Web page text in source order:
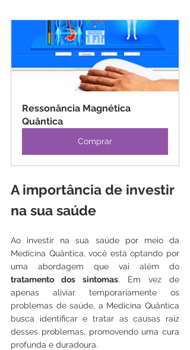
Ressonância Magnética
Quântica
Comprar
A importância de investir
na sua saúde
Ao investir na sua saúde por meio da
Medicina Quântica, você está optando por
tratamento dos sintomas. Em vez de
apenas aliviar temporariamente os
problemas de saúde, a Medicina Quântica
busca identificar e tratar as causas raiz
desses problemas, promovendo uma cura
profunda e duradoura.